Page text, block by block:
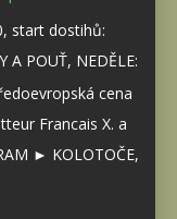
start dostihů:
A POUŤ, NEDĚLE:
cena
Francais X. a
► KOLOTOČE,